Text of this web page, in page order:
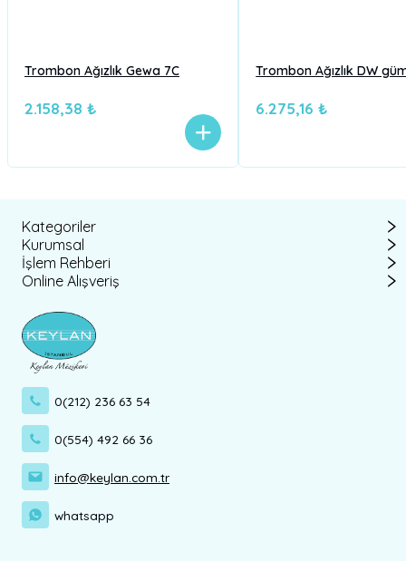
Trombon Ağızlık Gewa 7C
2.158,38 ₺
Trombon Ağızlık DW
6.275,16 ₺
Kategoriler
Kurumsal
İşlem Rehberi
Online Alışveriş
0(212) 236 63 54
0(554) 492 66 36
info@keylan.com.tr
whatsapp